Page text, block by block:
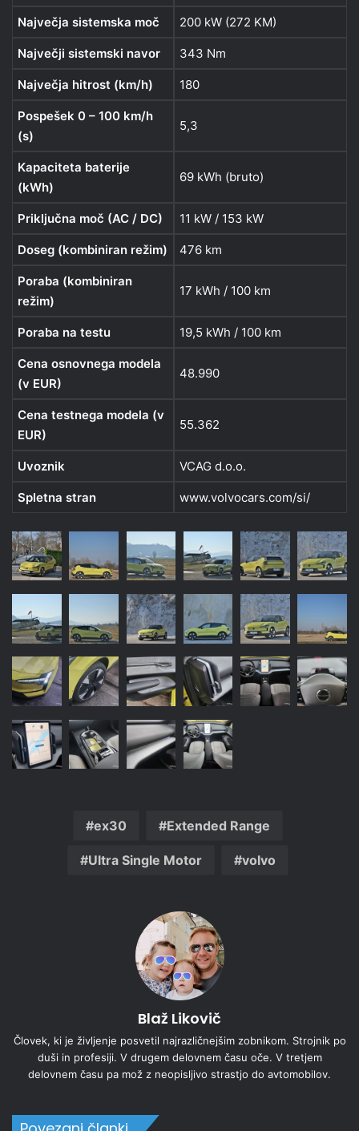
Največja sistemska moč 200 kW (272 KM)
Največji sistemski navor 343 Nm
Največja hitrost (km/h) 180
Pospešek 0 – 100 km/h
(s)
5,3
Kapaciteta baterije
(kWh)
69 kWh (bruto)
Priključna moč (AC / DC) 11 kW / 153 kW
Doseg (kombiniran režim) 476 km
Poraba (kombiniran
režim)
17 kWh / 100 km
Poraba na testu 19,5 kWh / 100 km
Cena osnovnega modela
(v EUR)
48.990
Cena testnega modela (v
EUR)
55.362
Uvoznik VCAG d.o.o.
Spletna stran www.volvocars.com/si/
ex30 Extended Range
Ultra Single Motor volvo
Blaž Likovič
Človek, ki je življenje posvetil najrazličnejšim zobnikom. Strojnik po
duši in profesiji. V drugem delovnem času oče. V tretjem
delovnem času pa mož z neopisljivo strastjo do avtomobilov.